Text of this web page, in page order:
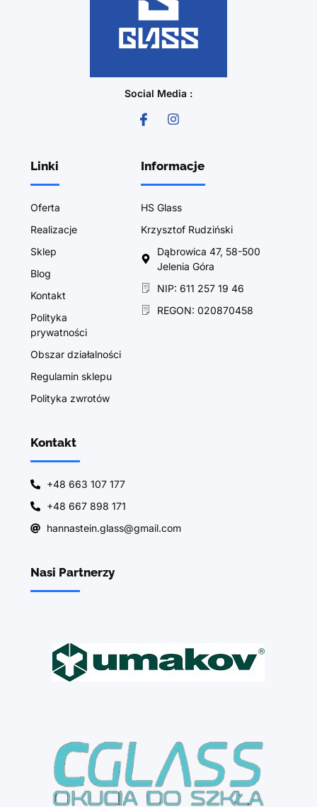
Social Media :
Linki
Oferta
Realizacje
Sklep
Blog
Kontakt
Polityka
prywatności
Obszar działalności
Regulamin sklepu
Polityka zwrotów
Informacje
HS Glass
Krzysztof Rudziński
Dąbrowica 47, 58-500
Jelenia Góra
NIP: 611 257 19 46
REGON: 020870458
Kontakt
+48 663 107 177
+48 667 898 171
hannastein.glass@gmail.com
Nasi Partnerzy